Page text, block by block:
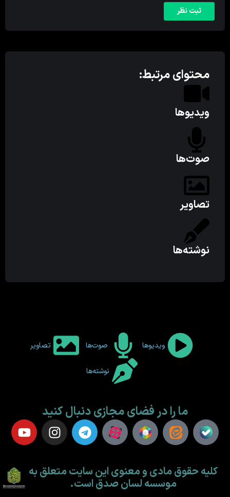
محتوای مرتبط:
ویدیوها
صوت‌ها
تصاویر
نوشته‌ها
ویدیوها صوت‌ها تصاویر
نوشته‌ها
ما را در فضای مجازی دنبال کنید
کلیه حقوق مادی و معنوی این سایت متعلق به
موسسه لسان صدق است.